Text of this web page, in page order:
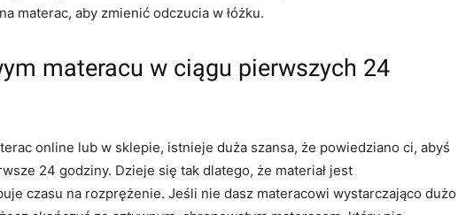
materac, aby zmienić odczucia w łóżku.
materacu w ciągu pierwszych 24
online lub w sklepie, istnieje duża szansa, że powiedziano ci, abyś
24 godziny. Dzieje się tak dlatego, że materiał jest
czasu na rozprężenie. Jeśli nie dasz materacowi wystarczająco dużo